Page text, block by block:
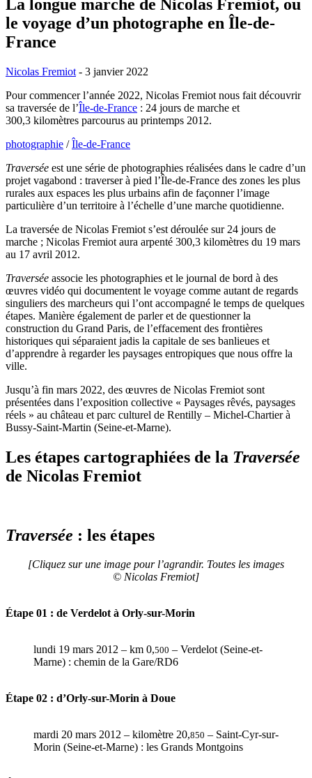
La longue marche de Nicolas Fremiot, ou
le voyage d’un photographe en Île-de-
France
Nicolas Fremiot - 3 janvier 2022
Pour commencer l’année 2022, Nicolas Fremiot nous fait découvrir
sa traversée de l’Île-de-France : 24 jours de marche et
300,3 kilomètres parcourus au printemps 2012.
photographie /Île-de-France
Traversée est une série de photographies réalisées dans le cadre d’un
projet vagabond : traverser à pied l’Île-de-France des zones les plus
rurales aux espaces les plus urbains afin de façonner l’image
particulière d’un territoire à l’échelle d’une marche quotidienne.
La traversée de Nicolas Fremiot s’est déroulée sur 24 jours de
marche ; Nicolas Fremiot aura arpenté 300,3 kilomètres du 19 mars
au 17 avril 2012.
Traversée associe les photographies et le journal de bord à des
œuvres vidéo qui documentent le voyage comme autant de regards
singuliers des marcheurs qui l’ont accompagné le temps de quelques
étapes. Manière également de parler et de questionner la
construction du Grand Paris, de l’effacement des frontières
historiques qui séparaient jadis la capitale de ses banlieues et
d’apprendre à regarder les paysages entropiques que nous offre la
ville.
Jusqu’à fin mars 2022, des œuvres de Nicolas Fremiot sont
présentées dans l’exposition collective « Paysages rêvés, paysages
réels » au château et parc culturel de Rentilly – Michel-Chartier à
Bussy-Saint-Martin (Seine-et-Marne).
Les étapes cartographiées de la Traversée
de Nicolas Fremiot
Traversée : les étapes
[Cliquez sur une image pour l’agrandir. Toutes les images
© Nicolas Fremiot]
Étape 01 : de Verdelot à Orly-sur-Morin
lundi 19 mars 2012 – km 0,500 – Verdelot (Seine-et-
Marne) : chemin de la Gare/RD6
Étape 02 : d’Orly-sur-Morin à Doue
mardi 20 mars 2012 – kilomètre 20,850 – Saint-Cyr-sur-
Morin (Seine-et-Marne) : les Grands Montgoins